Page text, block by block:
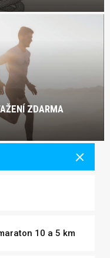
ZDARMA
10 a 5 km